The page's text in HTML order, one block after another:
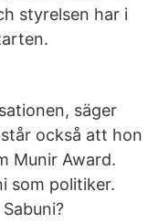
styrelsen har i
säger
också att hon
Munir Award.
som politiker.